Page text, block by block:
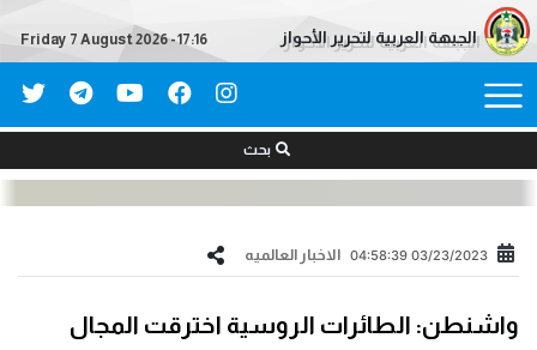
الجبهة العربية لتحرير الأحواز Friday 7 August 2026 - 17:16
بحث
03/23/2023 04:58:39 الاخبار العالمیه
واشنطن: الطائرات الروسية اخترقت المجال